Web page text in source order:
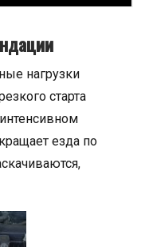
нагрузки
старта
езда по